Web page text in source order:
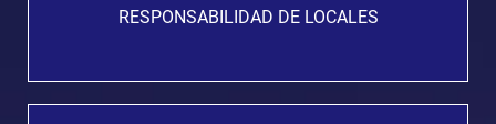
RESPONSABILIDAD DE LOCALES